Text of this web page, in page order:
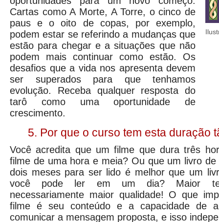
Cartas como A Morte, A Torre, o cinco de
paus e o oito de copas, por exemplo,
podem estar se referindo a mudanças que
estão para chegar e a situações que não
podem mais continuar como estão. Os
desafios que a vida nos apresenta devem
ser superados para que tenhamos
evolução. Receba qualquer resposta do
tarô como uma oportunidade de
crescimento.
5. Por que o curso tem esta duração
Você acredita que um filme que dura três
filme de uma hora e meia? Ou que um livro
dois meses para ser lido é melhor que um
você pode ler em um dia? Maior
necessariamente maior qualidade! O que
filme é seu conteúdo e a capacidade de
comunicar a mensagem proposta, e isso